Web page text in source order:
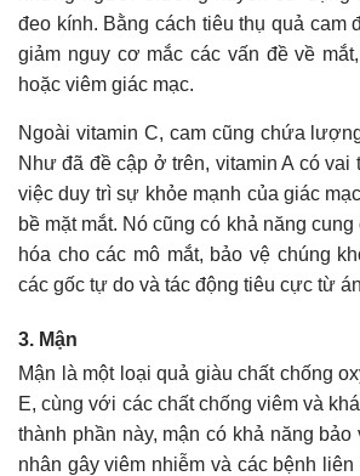
đeo kính. Bằng cách tiêu thụ quả cam
giảm nguy cơ mắc các vấn đề về
hoặc viêm giác mạc.
Ngoài vitamin C, cam cũng chứa
Như đã đề cập ở trên, vitamin A có vai
việc duy trì sự khỏe mạnh của giác
bề mặt mắt. Nó cũng có khả năng
hóa cho các mô mắt, bảo vệ chúng
các gốc tự do và tác động tiêu cực từ
3. Mận
Mận là một loại quả giàu chất chống
E, cùng với các chất chống viêm và
thành phần này, mận có khả năng bảo
nhân gây viêm nhiễm và các bệnh